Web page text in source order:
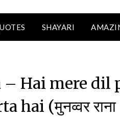
SHAYARI
– Hai mere dil
(मुनव्वर राना